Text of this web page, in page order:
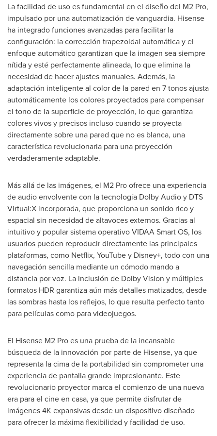
La facilidad de uso es fundamental en el diseño del M2 Pro,
impulsado por una automatización de vanguardia. Hisense
ha integrado funciones avanzadas para facilitar la
configuración: la corrección trapezoidal automática y el
enfoque automático garantizan que la imagen sea siempre
nítida y esté perfectamente alineada, lo que elimina la
necesidad de hacer ajustes manuales. Además, la
adaptación inteligente al color de la pared en 7 tonos ajusta
automáticamente los colores proyectados para compensar
el tono de la superficie de proyección, lo que garantiza
colores vivos y precisos incluso cuando se proyecta
directamente sobre una pared que no es blanca, una
característica revolucionaria para una proyección
verdaderamente adaptable.
Más allá de las imágenes, el M2 Pro ofrece una experiencia
de audio envolvente con la tecnología Dolby Audio y DTS
Virtual:X incorporada, que proporciona un sonido rico y
espacial sin necesidad de altavoces externos. Gracias al
intuitivo y popular sistema operativo VIDAA Smart OS, los
usuarios pueden reproducir directamente las principales
plataformas, como Netflix, YouTube y Disney+, todo con una
navegación sencilla mediante un cómodo mando a
distancia por voz. La inclusión de Dolby Vision y múltiples
formatos HDR garantiza aún más detalles matizados, desde
las sombras hasta los reflejos, lo que resulta perfecto tanto
para películas como para videojuegos.
El Hisense M2 Pro es una prueba de la incansable
búsqueda de la innovación por parte de Hisense, ya que
representa la cima de la portabilidad sin comprometer una
experiencia de pantalla grande impresionante. Este
revolucionario proyector marca el comienzo de una nueva
era para el cine en casa, ya que permite disfrutar de
imágenes4K expansivas desde un dispositivo diseñado
para ofrecer la máxima flexibilidad y facilidad de uso.